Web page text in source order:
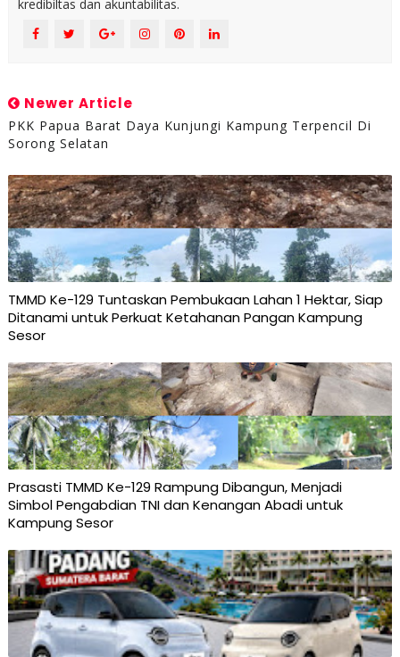
kredibiltas dan akuntabilitas.
Newer Article
PKK Papua Barat Daya Kunjungi Kampung Terpencil Di
Sorong Selatan
TMMD Ke-129 Tuntaskan Pembukaan Lahan 1 Hektar, Siap
Ditanami untuk Perkuat Ketahanan Pangan Kampung
Sesor
Prasasti TMMD Ke-129 Rampung Dibangun, Menjadi
Simbol Pengabdian TNI dan Kenangan Abadi untuk
Kampung Sesor